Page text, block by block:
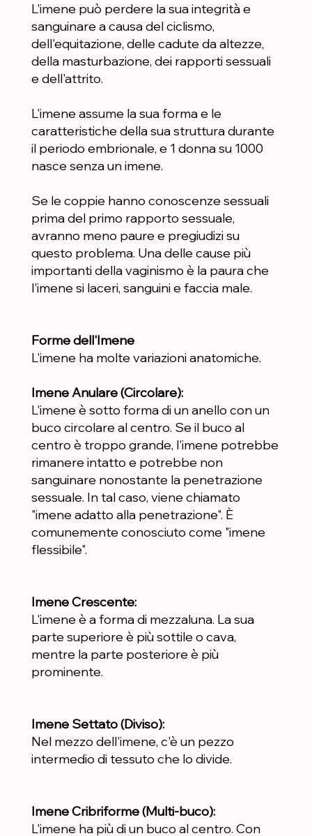
L'imene può perdere la sua integrità e
sanguinare a causa del ciclismo,
dell'equitazione, delle cadute da altezze,
della masturbazione, dei rapporti sessuali
e dell'attrito.
L'imene assume la sua forma e le
caratteristiche della sua struttura durante
il periodo embrionale, e 1 donna su 1000
nasce senza un imene.
Se le coppie hanno conoscenze sessuali
prima del primo rapporto sessuale,
avranno meno paure e pregiudizi su
questo problema. Una delle cause più
importanti della vaginismo è la paura che
l'imene si laceri, sanguini e faccia male.
Forme dell'Imene
L'imene ha molte variazioni anatomiche.
Imene Anulare (Circolare):
L'imene è sotto forma di un anello con un
buco circolare al centro. Se il buco al
centro è troppo grande, l'imene potrebbe
rimanere intatto e potrebbe non
sanguinare nonostante la penetrazione
sessuale. In tal caso, viene chiamato
"imene adatto alla penetrazione". È
comunemente conosciuto come "imene
flessibile".
Imene Crescente:
L'imene è a forma di mezzaluna. La sua
parte superiore è più sottile o cava,
mentre la parte posteriore è più
prominente.
Imene Settato (Diviso):
Nel mezzo dell'imene, c'è un pezzo
intermedio di tessuto che lo divide.
Imene Cribriforme (Multi-buco):
L'imene ha più di un buco al centro. Con